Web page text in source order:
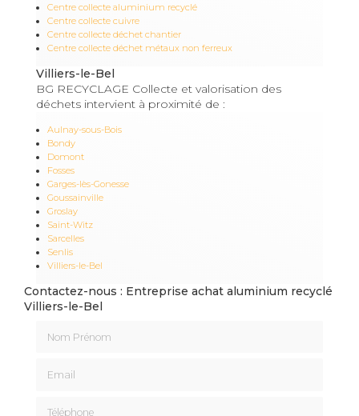
Centre collecte aluminium recyclé
Centre collecte cuivre
Centre collecte déchet chantier
Centre collecte déchet métaux non ferreux
Villiers-le-Bel
BG RECYCLAGE Collecte et valorisation des
déchets intervient à proximité de :
Aulnay-sous-Bois
Bondy
Domont
Fosses
Garges-lès-Gonesse
Goussainville
Groslay
Saint-Witz
Sarcelles
Senlis
Villiers-le-Bel
Contactez-nous : Entreprise achat aluminium recyclé
Villiers-le-Bel